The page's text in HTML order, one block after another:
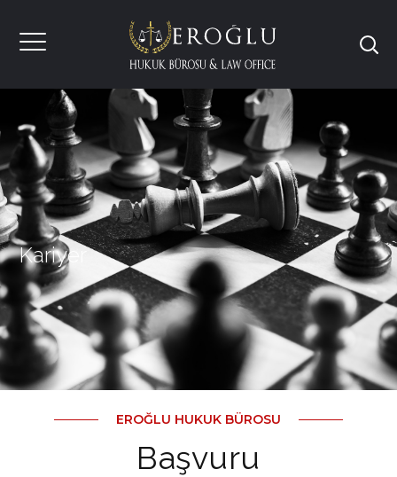
Kariyer
EROĞLU HUKUK BÜROSU
Başvuru